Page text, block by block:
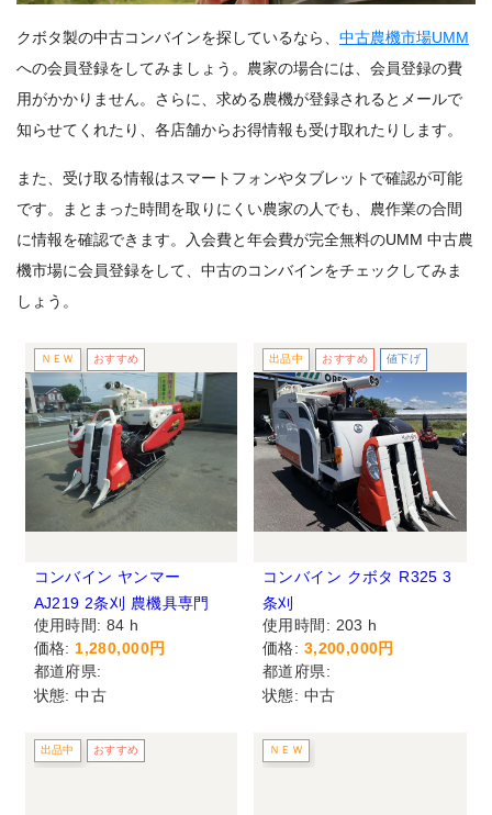
クボタ製の中古コンバインを探しているなら、 中古農機市場UMM
への会員登録をしてみましょう。農家の場合には、会員登録の費
用がかかりません。さらに、求める農機が登録されるとメールで
知らせてくれたり、各店舗からお得情報も受け取れたりします。
また、受け取る情報はスマートフォンやタブレットで確認が可能
です。まとまった時間を取りにくい農家の人でも、農作業の合間
に情報を確認できます。入会費と年会費が完全無料のUMM 中古農
機市場に会員登録をして、中古のコンバインをチェックしてみま
しょう。